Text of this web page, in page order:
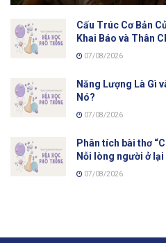
Cấu Trúc Cơ Bản
Khai Báo và Thân
07/08/2026
Năng Lượng Là Gì
Nó?
07/08/2026
Phân tích bài thơ
Nỗi lòng người ở
07/08/2026